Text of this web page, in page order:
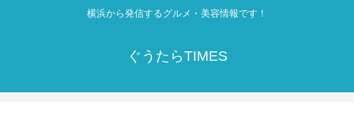
横浜から発信するグルメ・美容情報です！
ぐうたらTIMES